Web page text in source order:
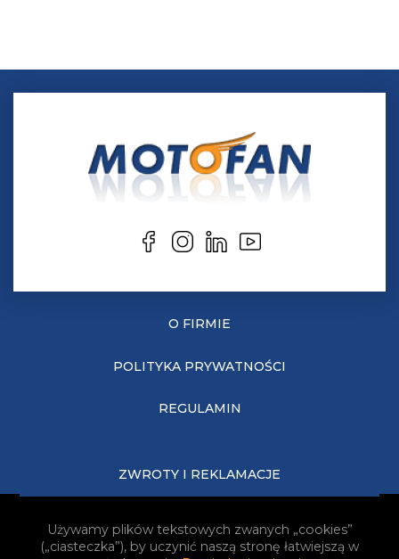
O FIRMIE
POLITYKA PRYWATNOŚCI
REGULAMIN
ZWROTY I REKLAMACJE
Używamy plików tekstowych zwanych „cookies”
(„ciasteczka”), by uczynić naszą stronę łatwiejszą w